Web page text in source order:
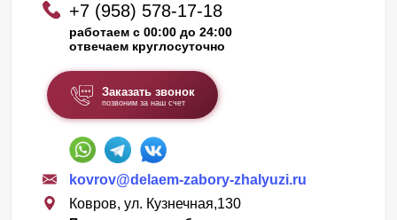
+7 (958) 578-17-18
работаем с 00:00 до 24:00
отвечаем круглосуточно
Заказать звонок
позвоним за наш счет
kovrov@delaem-zabory-zhalyuzi.ru
Ковров, ул. Кузнечная,130